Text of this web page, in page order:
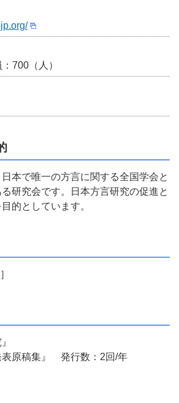
700（人）
本で唯一の方言に関する全国学会と
研究会です。日本方言研究の促進と
的としています。
表原稿集』 発行数：2回/年